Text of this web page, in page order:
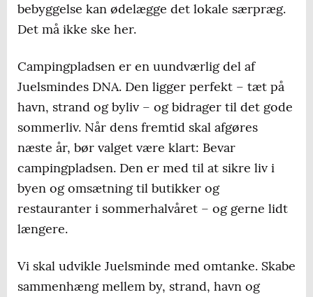
bebyggelse kan ødelægge det lokale særpræg.
Det må ikke ske her.
Campingpladsen er en uundværlig del af
Juelsmindes DNA. Den ligger perfekt – tæt på
havn, strand og byliv – og bidrager til det gode
sommerliv. Når dens fremtid skal afgøres
næste år, bør valget være klart: Bevar
campingpladsen. Den er med til at sikre liv i
byen og omsætning til butikker og
restauranter i sommerhalvåret – og gerne lidt
længere.
Vi skal udvikle Juelsminde med omtanke. Skabe
sammenhæng mellem by, strand, havn og